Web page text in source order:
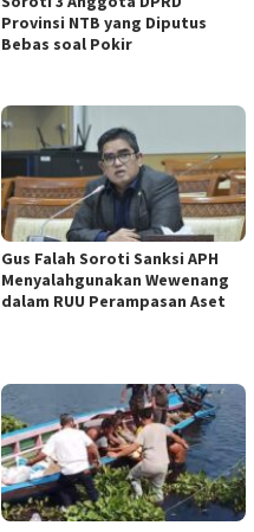
Provinsi NTB yang Diputus
Bebas soal Pokir
Gus Falah Soroti Sanksi APH
Menyalahgunakan Wewenang
dalam RUU Perampasan Aset